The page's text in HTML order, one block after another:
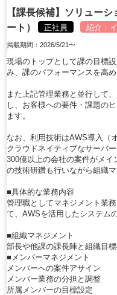
【課長候補】ソリュー
ート）
正社員 紹介：
掲載期間：2026/5/21〜
現場のトップとして課の目標
み、課のパフォーマンスを高
また上記管理業務と並行して
し、お客様への要件・課題の
ます。
なお、利用技術はAWS導入（
クラウドネイティブなサーバ
300億以上の会社の案件がメ
の技術研鑽も行いながら組織
■具体的な業務内容
管理職としてマネジメント業
て、AWSを活用したシステム
■組織マネジメント
部長や他課の課長陣と組織目
■メンバーマネジメント
メンバーへの案件アサイン
メンバー業務の分担と調整
所属メンバーの目標設定